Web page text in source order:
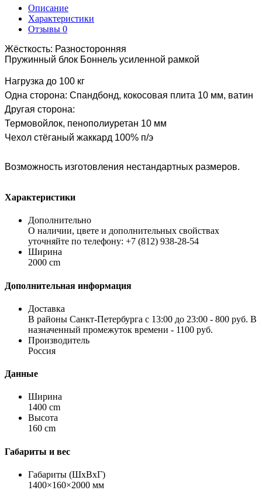
Описание
Характеристики
Отзывы 0
Жёсткость: Разносторонняя
Пружинный блок Боннель усиленной рамкой
Нагрузка до 100 кг
Одна сторона: Спандбонд, кокосовая плита 10 мм, ватин
Другая сторона:
Термовойлок, пенополиуретан 10 мм
Чехол стёганый жаккард 100% п/э
Возможность изготовления нестандартных размеров.
Характеристики
Дополнительно
О наличии, цвете и дополнительных свойствах
уточняйте по телефону: +7 (812) 938-28-54
Ширина
2000 cm
Дополнительная информация
Доставка
В районы Санкт-Петербурга с 13:00 до 23:00 - 800 руб. В
назначенный промежуток времени - 1100 руб.
Производитель
Россия
Данные
Ширина
1400 cm
Высота
160 cm
Габариты и вес
Габариты (ШхВхГ)
1400×160×2000 мм